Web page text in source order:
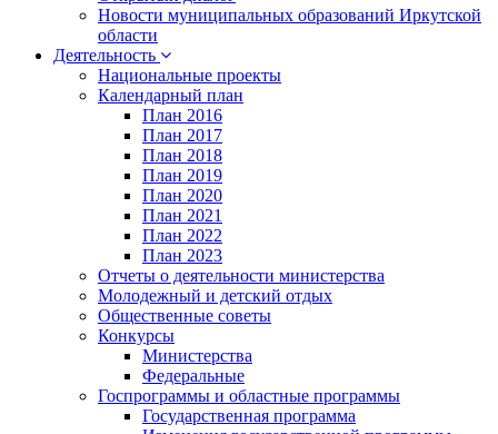
Новости муниципальных образований Иркутской
области
Деятельность
Национальные проекты
Календарный план
План 2016
План 2017
План 2018
План 2019
План 2020
План 2021
План 2022
План 2023
Отчеты о деятельности министерства
Молодежный и детский отдых
Общественные советы
Конкурсы
Министерства
Федеральные
Госпрограммы и областные программы
Государственная программа